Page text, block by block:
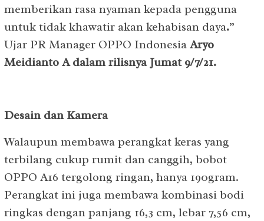
memberikan rasa nyaman kepada pengguna
untuk tidak khawatir akan kehabisan daya.”
Ujar PR Manager OPPO Indonesia Aryo
Meidianto A dalam rilisnya Jumat 9/7/21.
Desain dan Kamera
Walaupun membawa perangkat keras yang
terbilang cukup rumit dan canggih, bobot
OPPO A16 tergolong ringan, hanya 190gram.
Perangkat ini juga membawa kombinasi bodi
ringkas dengan panjang 16,3 cm, lebar 7,56 cm,